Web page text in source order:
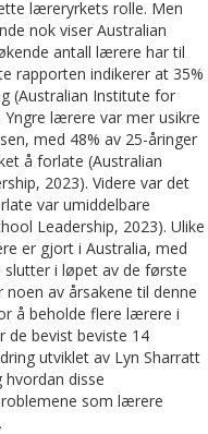
læreryrkets rolle. Men
nok viser Australian
antall lærere har til
rapporten indikerer at 35%
(Australian Institute for
Yngre lærere var mer usikre
med 48% av 25-åringer
å forlate (Australian
2023). Videre var det
var umiddelbare
Leadership, 2023). Ulike
er gjort i Australia, med
i løpet av de første
av årsakene til denne
å beholde flere lærere i
de bevist beviste 14
utviklet av Lyn Sharratt
hvordan disse
som lærere